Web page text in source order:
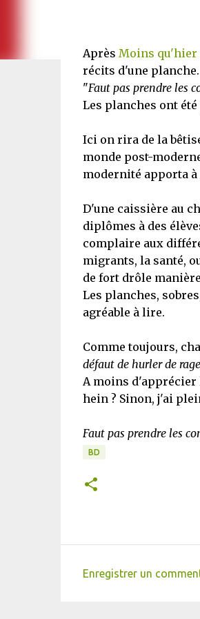
Après Moins qu'hier
récits d'une planche.
"Faut pas prendre les
Les planches ont
Ici on rira de la
monde post-
modernité apporta
D'une caissière au
diplômes à des
complaire aux
migrants, la santé,
de fort drôle
Les planches,
agréable à lire.
Comme toujours,
défaut de hurler de
A moins d'apprécier
hein ? Sinon, j'ai
Faut pas prendre les
BD
Enregistrer un